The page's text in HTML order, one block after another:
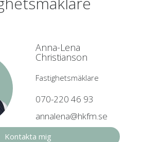
Anna-Lena
Christianson
Fastighetsmäklare
070-220 46 93
annalena@hkfm.se
Kontakta mig